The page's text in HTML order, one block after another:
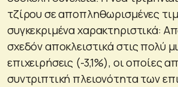
τζίρου σε αποπληθωρισμένες
συγκεκριμένα χαρακτηριστικά:
σχεδόν αποκλειστικά στις πολύ
επιχειρήσεις (-3,1%), οι οποίες
συντριπτική πλειονότητα των